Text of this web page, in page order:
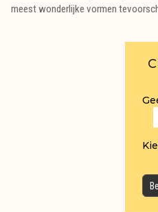
meest wonderlijke vormen